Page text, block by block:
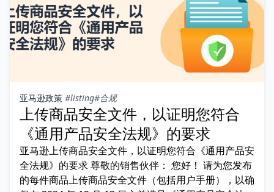
亚马逊政策 #listing#合规
上传商品安全文件，以证明您符合
《通用产品安全法规》的要求
亚马逊上传商品安全文件，以证明您符合《通用产品安
全法规》的要求 尊敬的销售伙伴： 您好！ 请为您发布
的每件商品上传商品安全文件（包括用户手册），以确